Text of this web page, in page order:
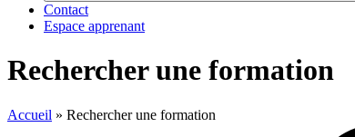
Contact
Espace apprenant
Rechercher une formation
Accueil » Rechercher une formation